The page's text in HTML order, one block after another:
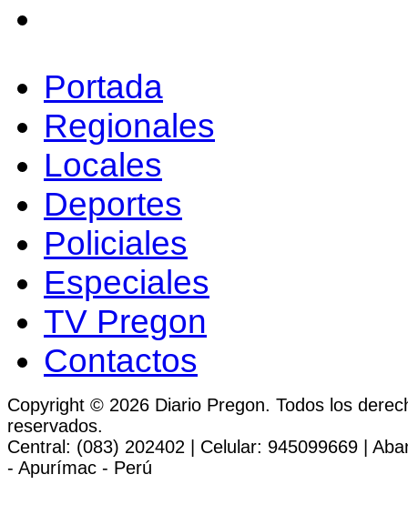
Portada
Regionales
Locales
Deportes
Policiales
Especiales
TV Pregon
Contactos
Copyright © 2026 Diario Pregon. Todos los
reservados.
Central: (083) 202402 | Celular: 945099669 |
- Apurímac - Perú